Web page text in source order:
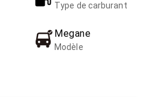
Type de carburant
Megane
Modèle